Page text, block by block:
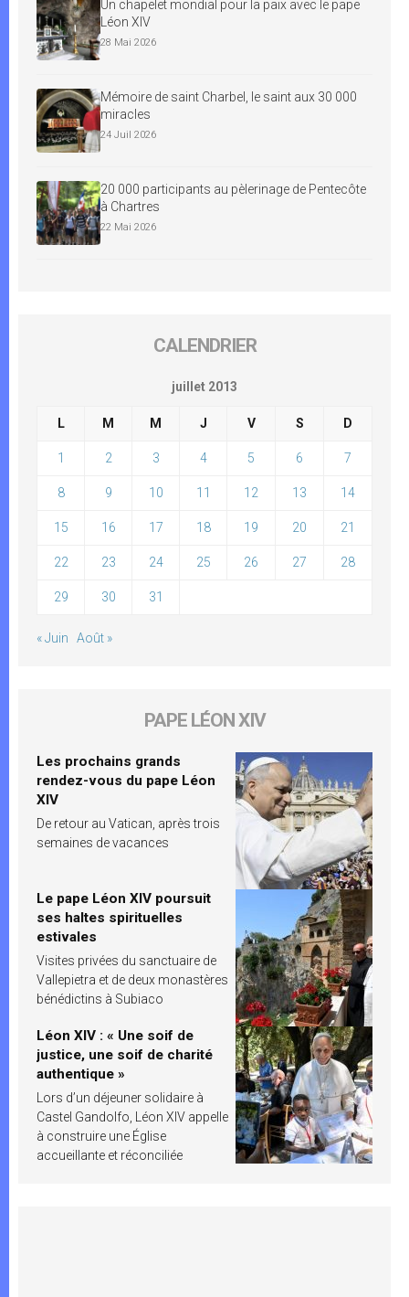
Un chapelet mondial pour la paix avec le pape
Léon XIV
28 Mai 2026
Mémoire de saint Charbel, le saint aux 30 000
miracles
24 Juil 2026
20 000 participants au pèlerinage de Pentecôte
à Chartres
22 Mai 2026
CALENDRIER
juillet 2013
L M M J V S D
1 2 3 4 5 6 7
8 9 10 11 12 13 14
15 16 17 18 19 20 21
22 23 24 25 26 27 28
29 30 31
« Juin Août »
PAPE LÉON XIV
Les prochains grands
rendez-vous du pape Léon
XIV
De retour au Vatican, après trois
semaines de vacances
Le pape Léon XIV poursuit
ses haltes spirituelles
estivales
Visites privées du sanctuaire de
Vallepietra et de deux monastères
bénédictins à Subiaco
Léon XIV : « Une soif de
justice, une soif de charité
authentique »
Lors d’un déjeuner solidaire à
Castel Gandolfo, Léon XIV appelle
à construire une Église
accueillante et réconciliée